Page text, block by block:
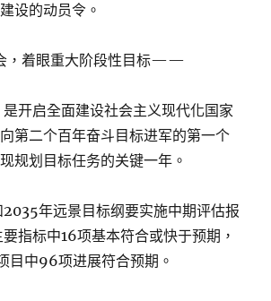
设的动员令。
，着眼重大阶段性目标——
开启全面建设社会主义现代化国家
向第二个百年奋斗目标进军的第一个
规划目标任务的关键一年。
年远景目标纲要实施中期评估报
指标中16项基本符合或快于预期，
目中96项进展符合预期。